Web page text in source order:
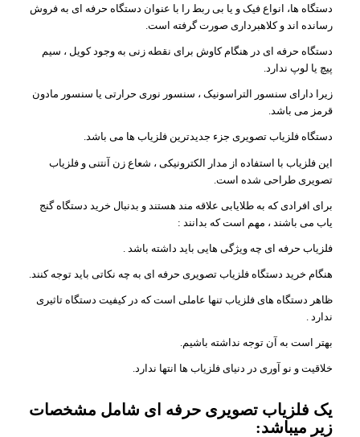
دستگاه ها، انواع فیک و یا بی ربط را با عنوان دستگاه حرفه ای به فروش
رسانده اند و کلاهبرداری صورت گرفته است.
دستگاه حرفه ای در هنگام کاوش برای نقطه زنی به وجود کویل ، سیم
پیچ یا لوپ ندارد.
زیرا دارای سنسور التراسونیک ، سنسور نوری حرارتی یا سنسور مادون
قرمز می باشد.
دستگاه فلزیاب تصویری جزء جدیدترین فلزیاب ها می باشد.
این فلزیاب با استفاده از مدار الکترونیکی ، شعاع زن آنتنی و فلزیاب
تصویری طراحی شده است.
برای افرادی که به طلایابی علاقه مند هستند و بدنبال خرید دستگاه گنج
یاب می باشند ، مهم است که بدانند :
فلزیاب حرفه ای چه ویژگی هایی باید داشته باشد .
هنگام خرید دستگاه فلزیاب تصویری حرفه ای به چه نکاتی باید توجه کنند.
ظاهر دستگاه های فلزیاب تنها عاملی است که در کیفیت دستگاه تاثیری
ندارد .
بهتر است به آن توجه نداشته باشیم.
خلاقیت و نو آوری در دنیای فلزیاب ها انتها ندارد.
یک فلزیاب تصویری حرفه ای شامل مشخصات
زیر میباشد: